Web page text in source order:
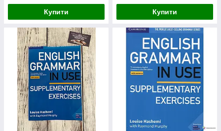
Купити Купити